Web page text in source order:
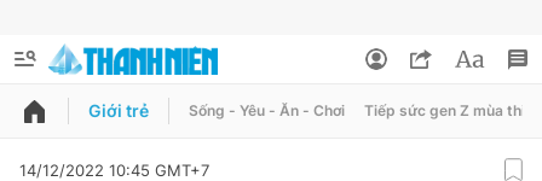
QUẢNG CÁO
Giới trẻ Sống - Yêu - Ăn - Chơi Tiếp sức gen Z mùa thi
14/12/2022 10:45 GMT+7